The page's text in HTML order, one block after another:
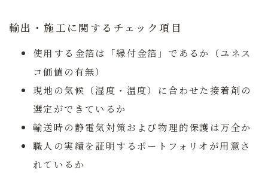
輸出・施工に関するチェック項目
使用する金箔は「縁付金箔」であるか（ユネス
コ価値の有無）
現地の気候（湿度・温度）に合わせた接着剤の
選定ができているか
輸送時の静電気対策および物理的保護は万全か
職人の実績を証明するポートフォリオが用意さ
れているか